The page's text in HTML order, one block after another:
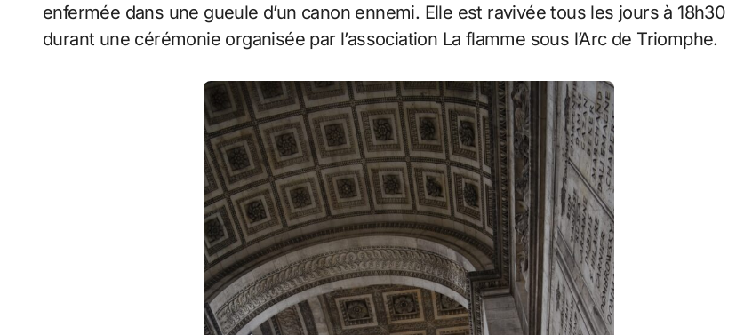
enfermée dans une gueule d’un canon ennemi. Elle est ravivée tous les jours à 18h30
durant une cérémonie organisée par l’association La flamme sous l’Arc de Triomphe.